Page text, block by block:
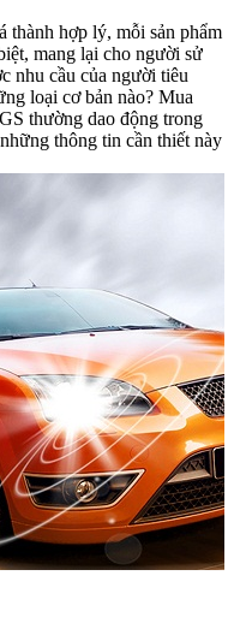
thành hợp lý, mỗi sản phẩm
mang lại cho người sử
nhu cầu của người tiêu
loại cơ bản nào? Mua
thường dao động trong
thông tin cần thiết này